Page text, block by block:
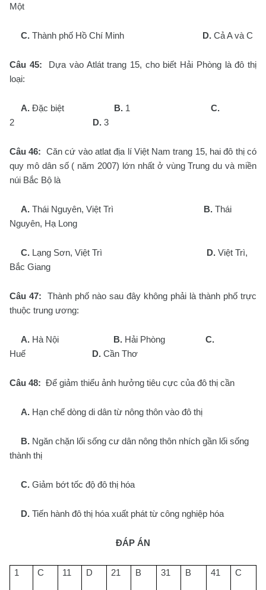
Một
C. Thành phố Hồ Chí Minh D. Cả A và C
Câu 45: Dựa vào Atlát trang 15, cho biết Hải Phòng là đô thị
loại:
A. Đặc biệt B. 1
C.
2
D. 3
Câu 46: Căn cứ vào atlat địa lí Việt Nam trang 15, hai đô thị có
quy mô dân số ( năm 2007) lớn nhất ở vùng Trung du và miền
núi Bắc Bộ là
A. Thái Nguyên, Việt Trì B. Thái
Nguyên, Hạ Long
C. Lạng Sơn, Việt Trì D. Việt Trì,
Bắc Giang
Câu 47: Thành phố nào sau đây không phải là thành phố trực
thuộc trung ương:
A. Hà Nội B. Hải Phòng
C.
Huế
D. Cần Thơ
Câu 48: Để giảm thiểu ảnh hưởng tiêu cực của đô thị cần
A. Hạn chế dòng di dân từ nông thôn vào đô thị
B. Ngăn chặn lối sống cư dân nông thôn nhích gần lối sống
thành thị
C. Giảm bớt tốc độ đô thị hóa
D. Tiến hành đô thị hóa xuất phát từ công nghiệp hóa
ĐÁP ÁN
1 C 11 D 21 B 31 B 41 C